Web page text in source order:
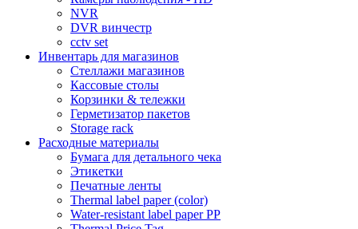
NVR
DVR винчестр
cctv set
Инвентарь для магазинов
Стеллажи магазинов
Кассовые столы
Корзинки & тележки
Герметизатор пакетов
Storage rack
Расходные материалы
Бумага для детального чека
Этикетки
Печатные ленты
Thermal label paper (color)
Water-resistant label paper PP